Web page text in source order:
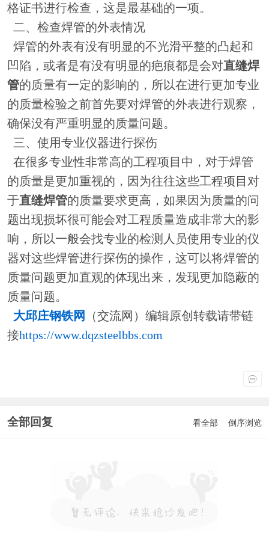
格证书进行检查，这是最基础的一项。
二、检查焊管的外表情况
焊管的外表有没有明显的不光滑平整的凸起和
凹陷，或者是有没有明显的疤痕都是会对直缝焊
管的质量有一定的影响的，所以在进行更加专业
的质量检验之前首先要对焊管的外表进行观察，
确保没有严重明显的质量问题。
三、使用专业仪器进行探伤
在很多专业性非常高的工程项目中，对于焊管
的质量是更加重视的，因为往往这些工程项目对
于直缝焊管的质量要求更高，如果因为质量的问
题出现损坏很可能会对工程质量造成非常大的影
响，所以一般会找专业的检测人员使用专业的仪
器对这些焊管进行探伤的操作，这可以将焊管的
质量问题更加直观的体现出来，发现更加隐蔽的
质量问题。
大邱庄钢铁网
（交流网）编辑原创转载请带链
接https://www.dqzsteelbbs.com
全部回复 看全部 倒序浏览